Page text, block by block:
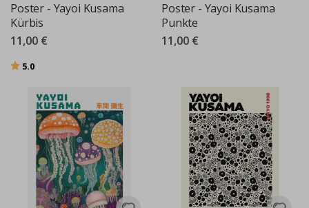
Poster - Yayoi Kusama
Kürbis
11,00 €
Bewertung:
5.0
Poster - Yayoi Kusama
Punkte
11,00 €